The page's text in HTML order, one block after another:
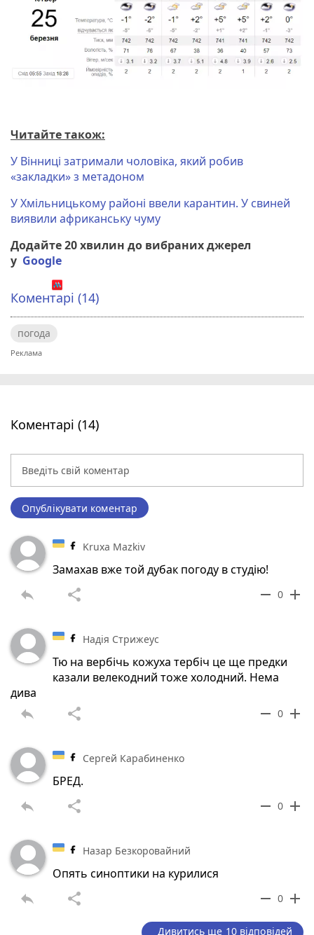
Читайте також:
У Вінниці затримали чоловіка, який робив
«закладки» з метадоном
У Хмільницькому районі ввели карантин. У свиней
виявили африканську чуму
Додайте 20 хвилин до вибраних джерел
у Google
Коментарі (14)
погода
Коментарі (14)
Опублікувати коментар
Kruxa Mazkiv
Замахав вже той дубак погоду в студію!
reply share remove 0 add
Надія Стрижеус
Тю на вербічь кожуха тербіч це ще предки
казали велекодний тоже холодний. Нема
дива
reply share remove 0 add
Сергей Карабиненко
БРЕД.
reply share remove 0 add
Назар Безкоровайний
Опять синоптики на курилися
reply share remove 0 add
Дивитись ще 10 відповідей